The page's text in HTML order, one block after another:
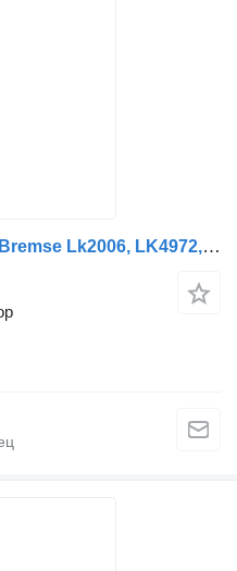
Пневмокомпрессор Knorr-Bremse Lk2006, LK4972, 4711304215, 4711303215,4711303415,47113040 для грузовика Mercedes-Benz Acrtos MP4